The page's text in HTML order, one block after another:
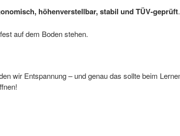
höhenverstellbar, stabil und TÜV-geprüft.
auf dem Boden stehen.
wir Entspannung – und genau das sollte beim